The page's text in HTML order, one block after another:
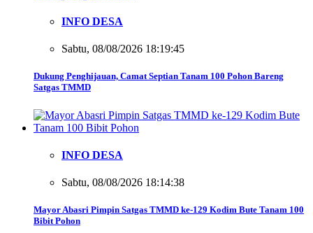
INFO DESA
Sabtu, 08/08/2026 18:19:45
Dukung Penghijauan, Camat Septian Tanam 100 Pohon Bareng
Satgas TMMD
INFO DESA
Sabtu, 08/08/2026 18:14:38
Mayor Abasri Pimpin Satgas TMMD ke-129 Kodim Bute Tanam 100
Bibit Pohon